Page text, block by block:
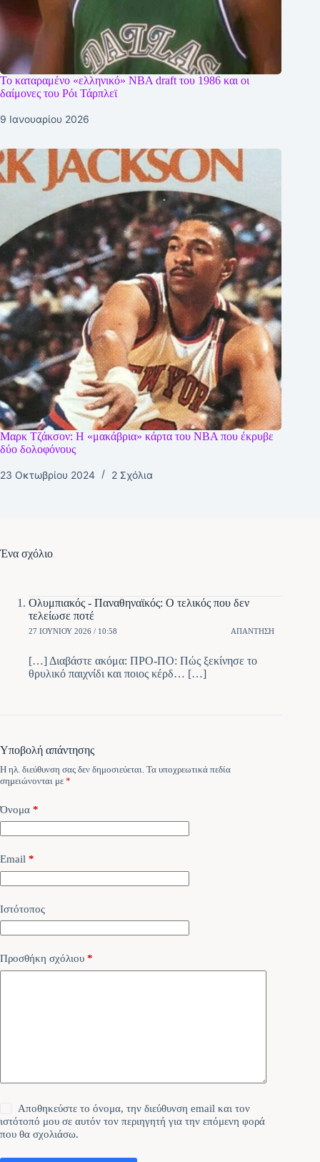
Το καταραμένο «ελληνικό» NBA draft του 1986 και οι
δαίμονες του Ρόι Τάρπλεϊ
9 Ιανουαρίου 2026
Μαρκ Τζάκσον: Η «μακάβρια» κάρτα του NBA που έκρυβε
δύο δολοφόνους
23 Οκτωβρίου 2024 2 Σχόλια
Ένα σχόλιο
Ολυμπιακός - Παναθηναϊκός: Ο τελικός που δεν
τελείωσε ποτέ
27 ΙΟΥΝΊΟΥ 2026 / 10:58 ΑΠΆΝΤΗΣΗ
[…] Διαβάστε ακόμα: ΠΡΟ-ΠΟ: Πώς ξεκίνησε το
θρυλικό παιχνίδι και ποιος κέρδ… […]
Υποβολή απάντησης
Η ηλ. διεύθυνση σας δεν δημοσιεύεται. Τα υποχρεωτικά πεδία
σημειώνονται με *
Όνομα *
Email *
Ιστότοπος
Προσθήκη σχόλιου *
Αποθηκεύστε το όνομα, την διεύθυνση email και τον
ιστότοπό μου σε αυτόν τον περιηγητή για την επόμενη φορά
που θα σχολιάσω.